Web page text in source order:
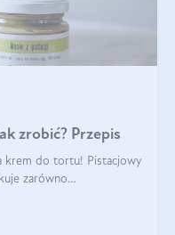
zrobić? Przepis
krem do tortu! Pistacjowy
zarówno